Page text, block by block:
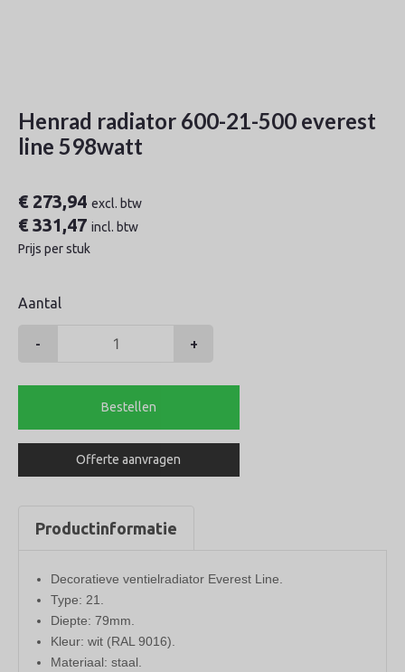
Henrad radiator 600-21-500 everest
line 598watt
€ 273,94 excl. btw
€ 331,47 incl. btw
Prijs per stuk
Aantal
-
21-
everest
598watt
+
Bestellen
Offerte aanvragen
Productinformatie
Decoratieve ventielradiator Everest Line.
Type: 21.
Diepte: 79mm.
Kleur: wit (RAL 9016).
Materiaal: staal.